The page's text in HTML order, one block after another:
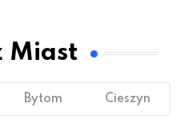
Miast
Bytom Cieszyn